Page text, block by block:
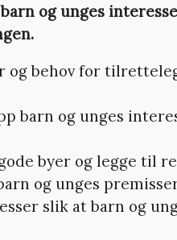
og unges
og behov for
barn og unges
byer og legge til
og unges
slik at barn og